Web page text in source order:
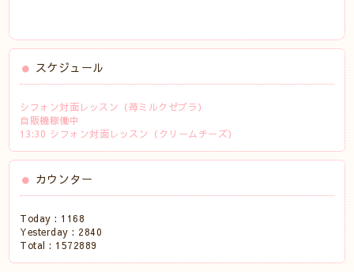
スケジュール
シフォン対面レッスン（苺ミルクゼブラ）
自販機稼働中
13:30 シフォン対面レッスン（クリームチーズ）
カウンター
Today : 1168
Yesterday : 2840
Total : 1572889